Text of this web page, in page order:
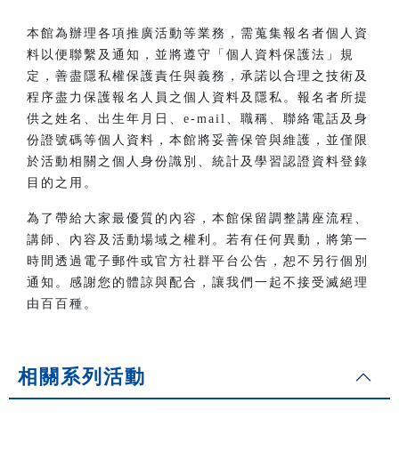
本館為辦理各項推廣活動等業務，需蒐集報名者個人資
料以便聯繫及通知，並將遵守「個人資料保護法」規
定，善盡隱私權保護責任與義務，承諾以合理之技術及
程序盡力保護報名人員之個人資料及隱私。報名者所提
供之姓名、出生年月日、e-mail、職稱、聯絡電話及身
份證號碼等個人資料，本館將妥善保管與維護，並僅限
於活動相關之個人身份識別、統計及學習認證資料登錄
目的之用。
為了帶給大家最優質的內容，本館保留調整講座流程、
講師、內容及活動場域之權利。若有任何異動，將第一
時間透過電子郵件或官方社群平台公告，恕不另行個別
通知。感謝您的體諒與配合，讓我們一起不接受滅絕理
由百百種。
相關系列活動